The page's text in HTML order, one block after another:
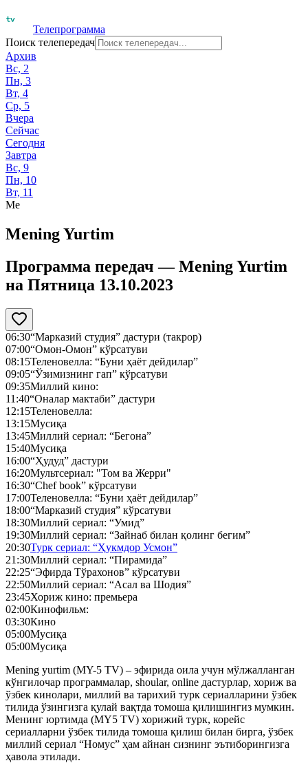
Телепрограмма
Поиск телепередач
Архив
Вс, 2
Пн, 3
Вт, 4
Ср, 5
Вчера
Сейчас
Сегодня
Завтра
Вс, 9
Пн, 10
Вт, 11
Me
Mening Yurtim
Программа передач —Mening Yurtim
на Пятница 13.10.2023
06:30“Марказий студия” дастури (такрор)
07:00“Омон-Омон” кўрсатуви
08:15Теленовелла: “Буни ҳаёт дейдилар”
09:05“Ўзимизнинг гап” кўрсатуви
09:35Миллий кино:
11:40“Оналар мактаби” дастури
12:15Теленовелла:
13:15Мусиқа
13:45Миллий сериал: “Бегона”
15:40Мусиқа
16:00“Ҳудуд” дастури
16:20Мультсериал: "Том ва Жерри"
16:30“Chef book” кўрсатуви
17:00Теленовелла: “Буни ҳаёт дейдилар”
18:00“Марказий студия” кўрсатуви
18:30Миллий сериал: “Умид”
19:30Миллий сериал: “Зайнаб билан қолинг бегим”
20:30Турк сериал: “Ҳукмдор Усмон”
21:30Миллий сериал: “Пирамида”
22:25“Эфирда Тўрахонов” кўрсатуви
22:50Миллий сериал: “Асал ва Шодия”
23:45Хориж кино: премьера
02:00Кинофильм:
03:30Кино
05:00Мусиқа
05:00Мусиқа
Mening yurtim (MY-5 TV) – эфирида оила учун мўлжалланган
кўнгилочар программалар, shoular, online дастурлар, хориж ва
ўзбек кинолари, миллий ва тарихий турк сериалларини ўзбек
тилида ўзингизга қулай вақтда томоша қилишингиз мумкин.
Менинг юртимда (MY5 TV) хорижий турк, корейс
сериалларни ўзбек тилида томоша қилиш билан бирга, ўзбек
миллий сериал “Номус” ҳам айнан сизнинг эътиборингизга
ҳавола этилади.